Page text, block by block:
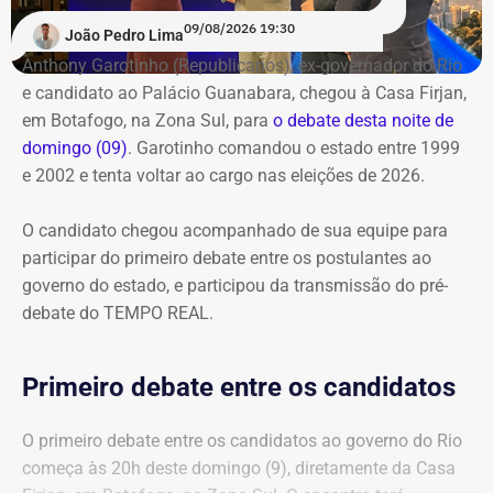
com o pré-debate desde às 19h.Acompanhe pelo link.
João Pedro Lima09/08/2026 19:30
Anthony Garotinho (Republicanos), ex-governador do Rio
e candidato ao Palácio Guanabara, chegou à Casa Firjan,
em Botafogo, na Zona Sul, para o debate desta noite de
domingo (09). Garotinho comandou o estado entre 1999
e 2002 e tenta voltar ao cargo nas eleições de 2026.
O candidato chegou acompanhado de sua equipe para
participar do primeiro debate entre os postulantes ao
governo do estado, e participou da transmissão do pré-
debate do TEMPO REAL.
Primeiro debate entre os candidatos
O primeiro debate entre os candidatos ao governo do Rio
começa às 20h deste domingo (9), diretamente da Casa